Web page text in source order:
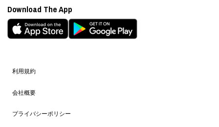
利用規約
会社概要
プライバシーポリシー
Download The App